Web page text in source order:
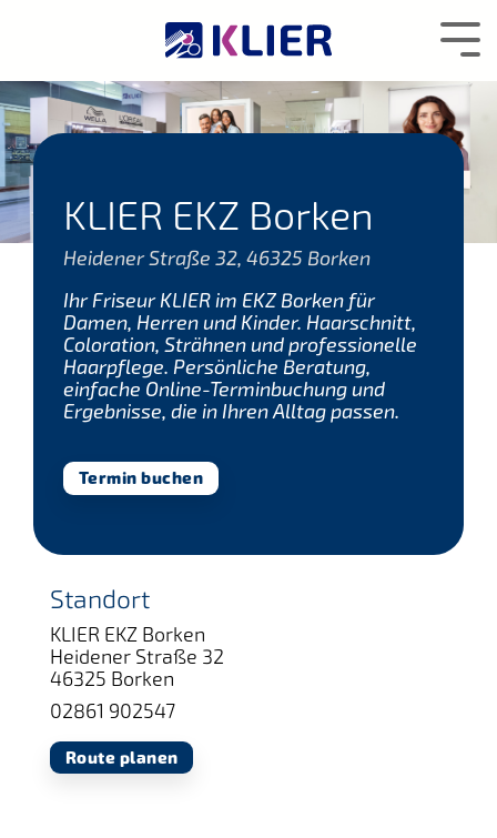
KLIER EKZ Borken
Heidener Straße 32, 46325 Borken
Ihr Friseur KLIER im EKZ Borken für
Damen, Herren und Kinder. Haarschnitt,
Coloration, Strähnen und professionelle
Haarpflege. Persönliche Beratung,
einfache Online-Terminbuchung und
Ergebnisse, die in Ihren Alltag passen.
Termin buchen
Standort
KLIER EKZ Borken
Heidener Straße 32
46325 Borken
02861 902547
Route planen